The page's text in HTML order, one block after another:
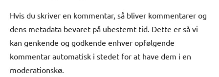
Hvis du skriver en kommentar, så bliver kommentarer og
dens metadata bevaret på ubestemt tid. Dette er så vi
kan genkende og godkende enhver opfølgende
kommentar automatisk i stedet for at have dem i en
moderationskø.